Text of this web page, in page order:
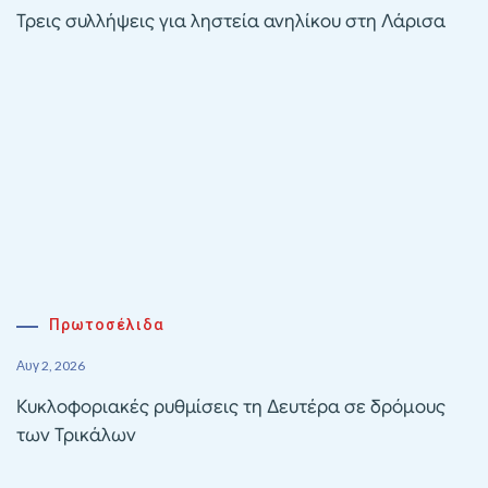
Τρεις συλλήψεις για ληστεία ανηλίκου στη Λάρισα
Πρωτοσέλιδα
Αυγ 2, 2026
Κυκλοφοριακές ρυθμίσεις τη Δευτέρα σε δρόμους
των Τρικάλων